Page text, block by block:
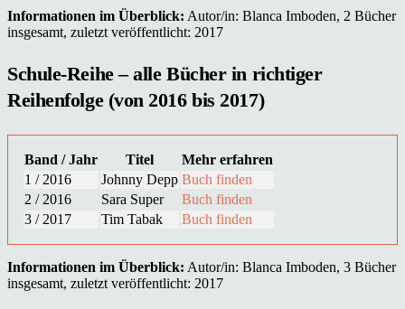
Informationen im Überblick: Autor/in: Blanca Imboden, 2 Bücher
insgesamt, zuletzt veröffentlicht: 2017
Schule-Reihe – alle Bücher in richtiger
Reihenfolge (von 2016 bis 2017)
Band / Jahr Titel
Mehr erfahren
1 / 2016
Johnny Depp Buch finden
2 / 2016
Sara Super
Buch finden
3 / 2017
Tim Tabak Buch finden
Informationen im Überblick: Autor/in: Blanca Imboden, 3 Bücher
insgesamt, zuletzt veröffentlicht: 2017